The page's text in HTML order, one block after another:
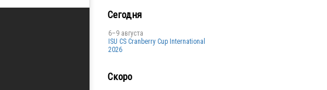
Сегодня
6–9 августа
ISU CS Cranberry Cup International
2026
Скоро